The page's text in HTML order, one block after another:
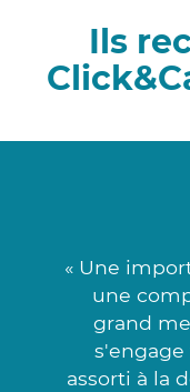
Ils
« Une
une
grand
s'engage
assorti à la